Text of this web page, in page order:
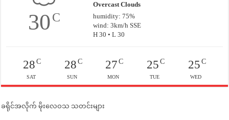
30C
Overcast Clouds
humidity: 75%
wind: 3km/h SSE
H 30 • L 30
28C
SAT
28C
SUN
27 C
MON
25C
TUE
25C
WED
ခရိုင်အလိုက် မိုးလေဝသ သတင်းများ